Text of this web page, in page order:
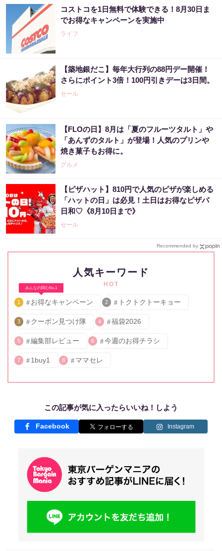
コストコを1日無料で体験できる！8月30日ま
でお得なキャンペーンを実施中
ライフ
【築地銀だこ】毎年大行列の88円デー開催！
さらにポイント3倍！100円引きデーは3日間。
セール
【FLOの日】8月は「夏のフルーツタルト」や
「あんずのタルト」が登場！人気のプリンや
焼き菓子もお得に。
グルメ
【ピザハット】810円で人気のピザが楽しめる
「ハットの日」は必見！土日はお得なピザパ
日和♡《8月10日まで》
セール
Recommended by
人気キーワード
HOT
みんなの関心No.1
1 お得なキャンペーン 2 トクトクトーキョー
3 クーポン見つけ隊 4 福袋2026
5 編集部レビュー 6 今週のお得チラシ
7 1buy1 8 ママセレ
この記事が気に入ったらいいね！しよう
Facebook Instagram